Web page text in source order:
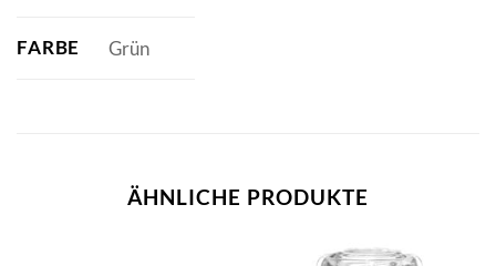
FARBE Grün
ÄHNLICHE PRODUKTE